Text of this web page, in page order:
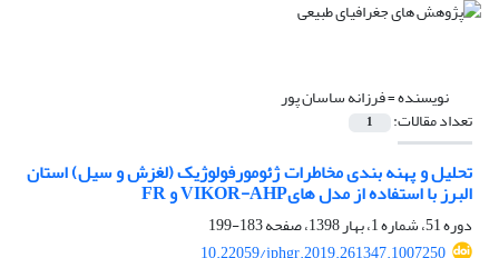
نویسنده =فرزانه ساسان پور
تعداد مقالات: 1
تحلیل و پهنه‏ بندی مخاطرات ژئومورفولوژیک (لغزش و سیل) استان
البرز با استفاده از مدل‏ هایVIKOR-AHP و FR
دوره 51، شماره 1، بهار 1398، صفحه
183-199